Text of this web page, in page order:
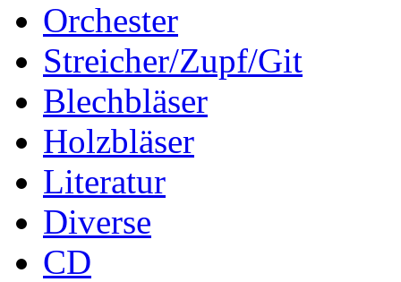
Orchester
Streicher/Zupf/Git
Blechbläser
Holzbläser
Literatur
Diverse
CD